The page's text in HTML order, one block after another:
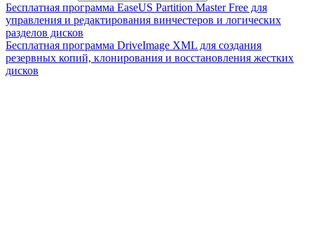
Бесплатная программа EaseUS Partition Master Free для
управления и редактирования винчестеров и логических
разделов дисков
Бесплатная программа DriveImage XML для создания
резервных копий, клонирования и восстановления жестких
дисков